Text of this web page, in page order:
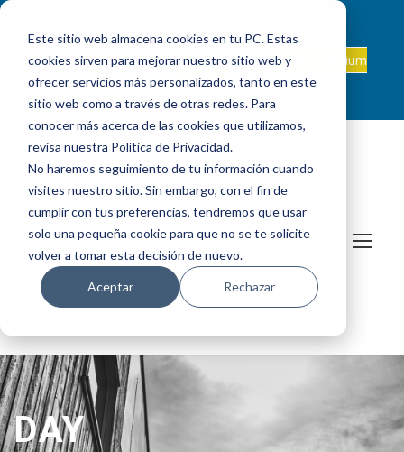
Este sitio web almacena cookies en tu PC. Estas
cookies sirven para mejorar nuestro sitio web y
ofrecer servicios más personalizados, tanto en este
sitio web como a través de otras redes. Para
conocer más acerca de las cookies que utilizamos,
revisa nuestra Política de Privacidad.
No haremos seguimiento de tu información cuando
visites nuestro sitio. Sin embargo, con el fin de
cumplir con tus preferencias, tendremos que usar
solo una pequeña cookie para que no se te solicite
volver a tomar esta decisión de nuevo.
Aceptar Rechazar
ES +34 924 524 001
sanjosevillafranca@fundacionloyola.es | Onda Collegium
Podcast
DAY